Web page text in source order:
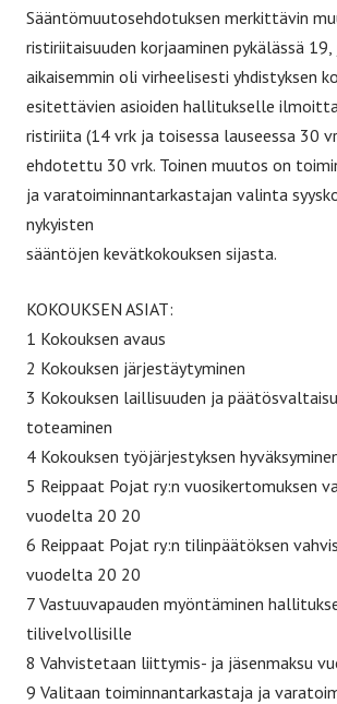
Sääntömuutosehdotuksen merkittävin
ristiriitaisuuden korjaaminen pykälässä 19,
aikaisemmin oli virheelisesti yhdistyksen
esitettävien asioiden hallitukselle
ristiriita (14 vrk ja toisessa lauseessa 30
ehdotettu 30 vrk. Toinen muutos on
ja varatoiminnantarkastajan valinta
nykyisten
sääntöjen kevätkokouksen sijasta.
KOKOUKSEN ASIAT:
1 Kokouksen avaus
2 Kokouksen järjestäytyminen
3 Kokouksen laillisuuden ja
toteaminen
4 Kokouksen työjärjestyksen
5 Reippaat Pojat ry:n vuosikertomuksen
vuodelta 20 20
6 Reippaat Pojat ry:n tilinpäätöksen
vuodelta 20 20
7 Vastuuvapauden myöntäminen
tilivelvollisille
8 Vahvistetaan liittymis- ja jäsenmaksu
9 Valitaan toiminnantarkastaja ja